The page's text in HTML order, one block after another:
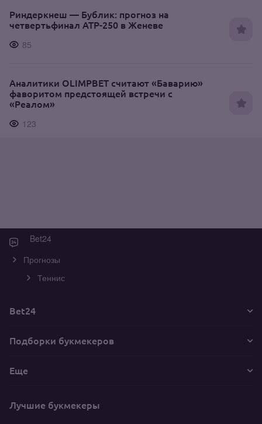
Риндеркнеш — Бублик: прогноз на
четвертьфинал ATP-250 в Женеве
85
Аналитики OLIMPBET считают «Баварию»
фаворитом предстоящей встречи с
«Реалом»
123
Bet24
Прогнозы
Теннис
Bet24
Подборки букмекеров
Еще
Лучшие букмекеры